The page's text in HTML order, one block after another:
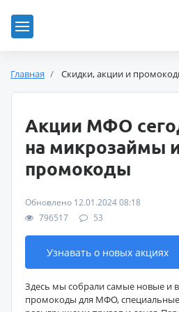
Главная Скидки, акции и
Акции МФО
на микрозаймы
промокоды
Обновлено 12.01.2024 08:18
796517
53
Узнавать о новых акциях
Здесь мы собрали самые новые и
промокоды для МФО,